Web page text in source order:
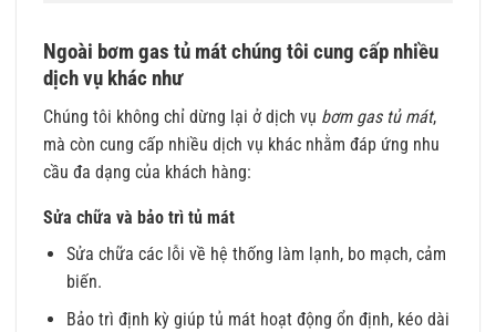
Ngoài bơm gas tủ mát chúng tôi cung cấp nhiều
dịch vụ khác như
Chúng tôi không chỉ dừng lại ở dịch vụ bơm gas tủ mát,
mà còn cung cấp nhiều dịch vụ khác nhằm đáp ứng nhu
cầu đa dạng của khách hàng:
Sửa chữa và bảo trì tủ mát
Sửa chữa các lỗi về hệ thống làm lạnh, bo mạch, cảm
biến.
Bảo trì định kỳ giúp tủ mát hoạt động ổn định, kéo dài